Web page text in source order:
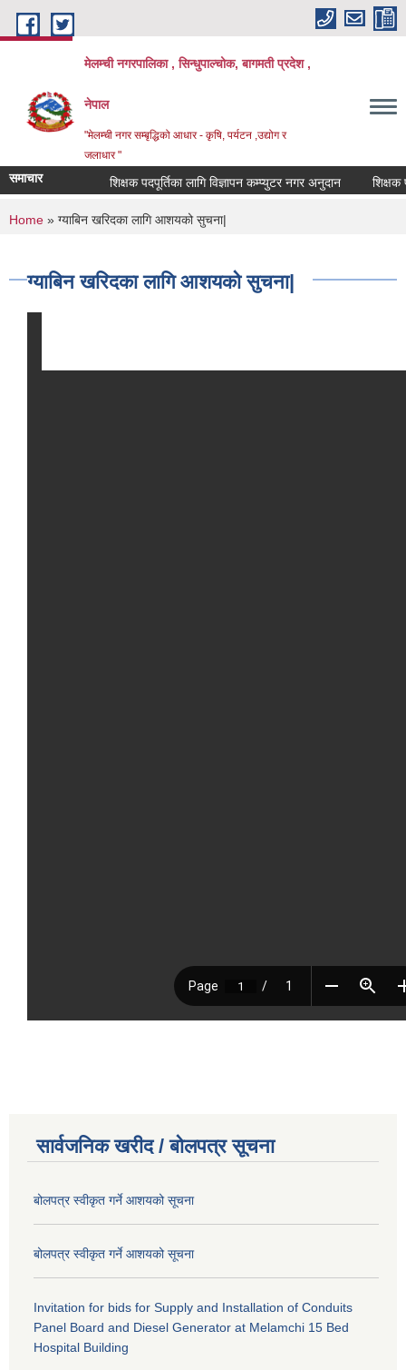
Skip to main content
मेलम्ची नगरपालिका , सिन्धुपाल्चोक, बागमती प्रदेश ,
नेपाल
"मेलम्ची नगर सम्बृद्धिको आधार - कृषि, पर्यटन ,उद्योग र
जलाधार "
समाचार शिक्षक पदपूर्तिका लागि विज्ञापन कम्प्युटर नगर अनुदान शिक्षक
You are here
Home » ग्याबिन खरिदका लागि आशयको सुचना|
ग्याबिन खरिदका लागि आशयको सुचना|
सार्वजनिक खरीद / बोलपत्र सूचना
बोलपत्र स्वीकृत गर्ने आशयको सूचना
बोलपत्र स्वीकृत गर्ने आशयको सूचना
Invitation for bids for Supply and Installation of Conduits
Panel Board and Diesel Generator at Melamchi 15 Bed
Hospital Building